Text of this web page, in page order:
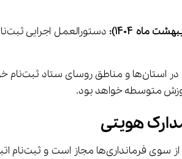
ماه 1404):
ثبت‌نام